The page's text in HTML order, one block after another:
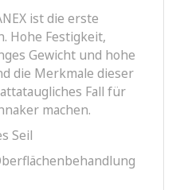
ist die erste
Hohe Festigkeit,
Gewicht und hohe
die Merkmale dieser
Fall für
machen.
Seil